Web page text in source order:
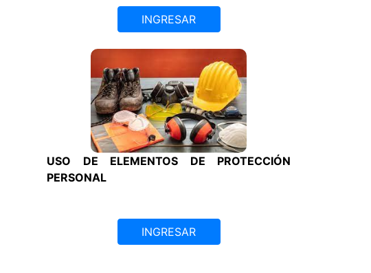
INGRESAR
USO DE ELEMENTOS DE PROTECCIÓN
PERSONAL
INGRESAR